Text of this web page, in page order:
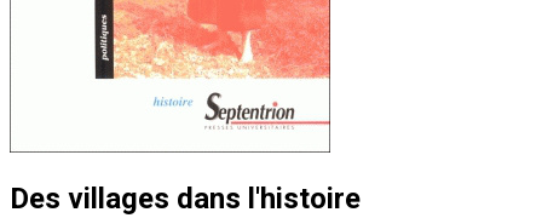
Des villages dans l'histoire